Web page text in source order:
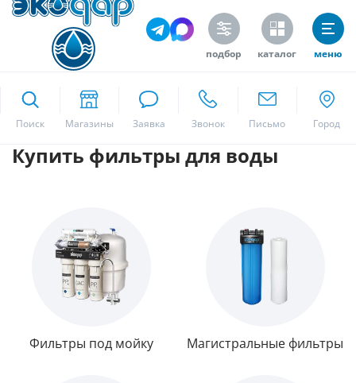
подбор каталог меню
Поиск
Москва
Купить фильтры для воды
Фильтры под мойку Магистральные фильтры